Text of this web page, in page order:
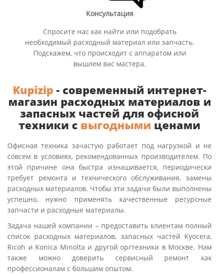
Консультация
Спросите нас как найти или подобрать
необходимый расходный материал или запчасть.
Подскажем, что происходит с аппаратом или
вышлем вас мастера.
Kupizip - современный интернет-
магазин расходных материалов и
запасных частей для офисной
техники с выгодными ценами
Офисная техника зачастую работает под нагрузкой и не
совсем в условиях, рекомендованных производителем. По
этой причине она быстра изнашивается, периодически
требует ремонта и технического обслуживания, замены
расходных материалов. Чтобы эти задачи были выполнены
успешно, нужно применять качественные ресурсные
запчасти и расходные материалы.
Задача нашей компании – предоставить клиентам полный
список расходных материалов, запасных частей Kyocera,
Ricoh и Konica Minolta и другой оргтехники в Москве. Нам
также можно доверить сервисный ремонт как
профессионалам с большим опытом.